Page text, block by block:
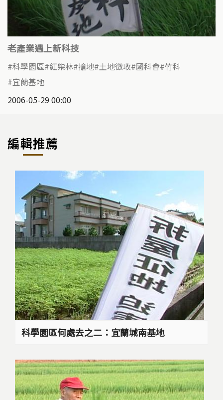
老產業遇上新科技
科學園區 紅柴林 搶地 土地徵收 國科會 竹科
宜蘭基地
2006-05-29 00:00
編輯推薦
科學園區何處去之二：宜蘭城南基地